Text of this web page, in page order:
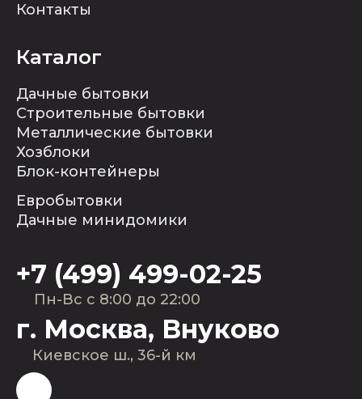
Контакты
Каталог
Дачные бытовки
Строительные бытовки
Металлические бытовки
Хозблоки
Блок-контейнеры
Евробытовки
Дачные минидомики
+7 (499) 499-02-25
Пн-Вс с 8:00 до 22:00
г. Москва, Внуково
Киевское ш., 36-й км